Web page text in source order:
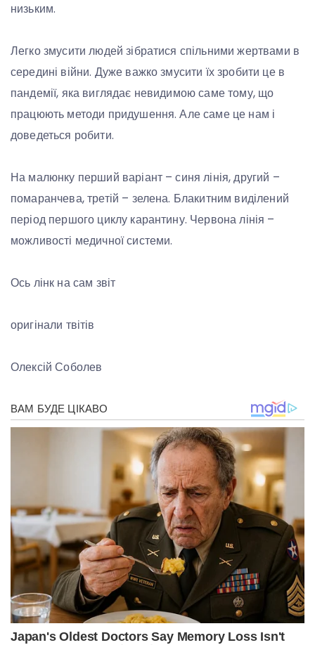
низьким.
Легко змусити людей зібратися спільними жертвами в
середині війни. Дуже важко змусити їх зробити це в
пандемії, яка виглядає невидимою саме тому, що
працюють методи придушення. Але саме це нам і
доведеться робити.
На малюнку перший варіант – синя лінія, другий –
помаранчева, третій – зелена. Блакитним виділений
період першого циклу карантину. Червона лінія –
можливості медичної системи.
Ось лінк на сам звіт
оригінали твітів
Олексій Соболев